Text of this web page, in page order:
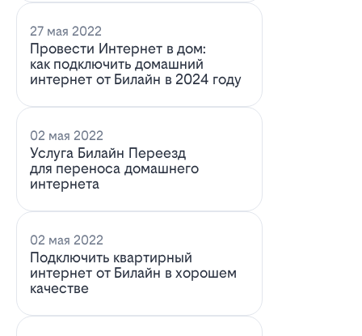
27 мая 2022
Провести Интернет в дом:
как подключить домашний
интернет от Билайн в 2024 году
02 мая 2022
Услуга Билайн Переезд
для переноса домашнего
интернета
02 мая 2022
Подключить квартирный
интернет от Билайн в хорошем
качестве